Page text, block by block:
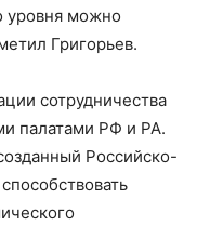
уровня можно
Григорьев.
сотрудничества
палатами РФ и РА.
Российско-